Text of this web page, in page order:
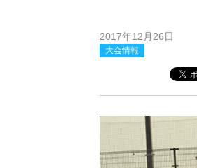
2017年12月26日
大会情報